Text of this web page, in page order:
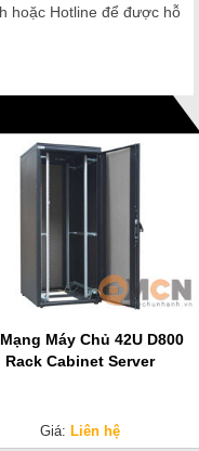
hoặc Hotline để được hỗ
Máy Chủ 42U D800
Rack Cabinet Server
Giá: Liên hệ